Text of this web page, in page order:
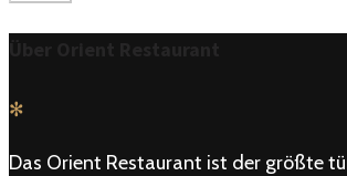
✻
Das Orient Restaurant ist der größte